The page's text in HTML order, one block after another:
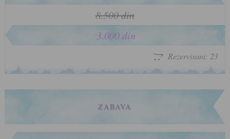
8.500 din
3.000 din
Rezervisani: 23
ZABAVA